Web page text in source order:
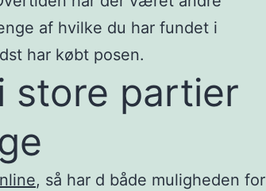
af hvilke du har fundet i
har købt posen.
store partier
, så har d både muligheden for